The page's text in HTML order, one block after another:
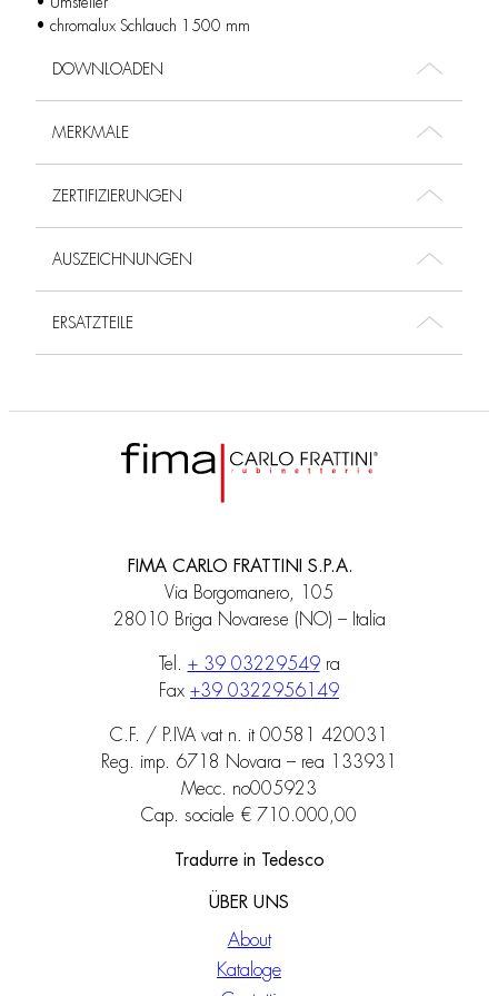
• chromalux Schlauch 1500 mm
DOWNLOADEN
MERKMALE
ZERTIFIZIERUNGEN
AUSZEICHNUNGEN
ERSATZTEILE
FIMA CARLO FRATTINI S.P.A.
Via Borgomanero, 105
28010 Briga Novarese (NO) – Italia
Tel. + 39 03229549ra
Fax +39 0322956149
C.F. / P.IVA vat n. it 00581 420031
Reg. imp. 6718 Novara – rea 133931
Mecc. no005923
Cap. sociale € 710.000,00
Tradurre in Tedesco
ÜBER UNS
About
Kataloge